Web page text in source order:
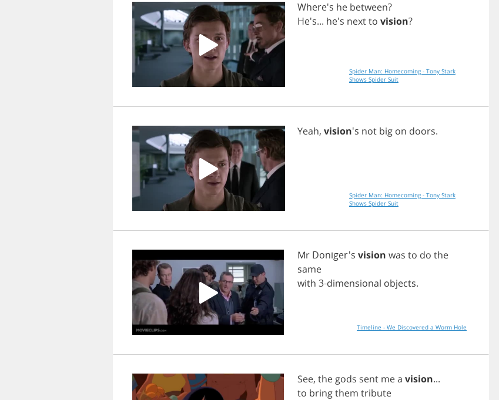
Where's he between?
He's... he's nextto vision?
Spider Man: Homecoming - Tony Stark
Shows Spider Suit
Yeah, vision's not big on doors.
Spider Man: Homecoming - Tony Stark
Shows Spider Suit
Mr Doniger's vision was to do the
same
with 3-dimensional objects.
Timeline - We Discovered a Worm Hole
See, the gods sent mea vision...
to bringthem tribute